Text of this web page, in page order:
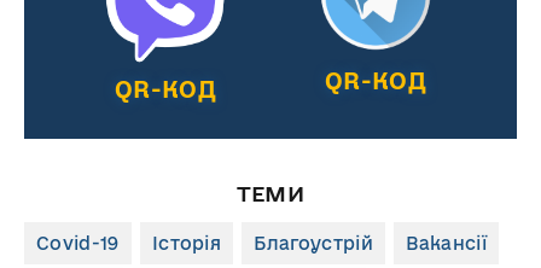
QR-КОД QR-КОД
ТЕМИ
Covid-19 Історія Благоустрій Вакансії